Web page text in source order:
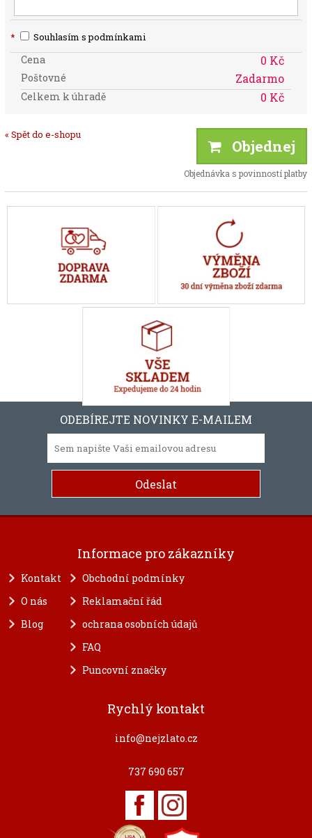
* Souhlasím s podmínkami
Cena 0 Kč
Poštovné Zadarmo
Celkem k úhradě 0 Kč
« Spět do e-shopu
Objednej
Objednávka s povinností platby
ODEBÍREJTE NOVINKY E-MAILEM
Informace pro zákazníky
Kontakt
O nás
Blog
Obchodní podmínky
Reklamační řád
ochrana osobních údajů
FAQ
Puncovní značky
Rychlý kontakt
info@nejzlato.cz
737 690 657